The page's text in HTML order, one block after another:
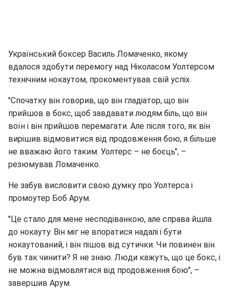
Український боксер Василь Ломаченко, якому
вдалося здобути перемогу над Ніколасом Уолтерсом
технічним нокаутом, прокоментував свій успіх.
"Спочатку він говорив, що він гладіатор, що він
прийшов в бокс, щоб завдавати людям біль, що він
воїн і він прийшов перемагати. Але після того, як він
вирішив відмовитися від продовження бою, я більше
не вважаю його таким. Уолтерс – не боєць", –
резюмував Ломаченко.
Не забув висловити свою думку про Уолтерса і
промоутер Боб Арум.
"Це стало для мене несподіванкою, але справа йшла
до нокауту. Він міг не впоратися надалі і бути
нокаутований, і він пішов від сутички. Чи повинен він
був так чинити? Я не знаю. Люди кажуть, що це бокс, і
не можна відмовлятися від продовження бою", –
завершив Арум.